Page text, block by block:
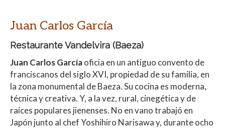
Juan Carlos García
Restaurante Vandelvira (Baeza)
Juan Carlos Garcíaoficia en un antiguo convento de
franciscanos del siglo XVI, propiedad de su familia, en
la zona monumental de Baeza. Su cocina es moderna,
técnica y creativa. Y, a la vez, rural, cinegética y de
raíces populares jienenses. No en vano trabajó en
Japón junto al chef Yoshihiro Narisawa y, durante ocho